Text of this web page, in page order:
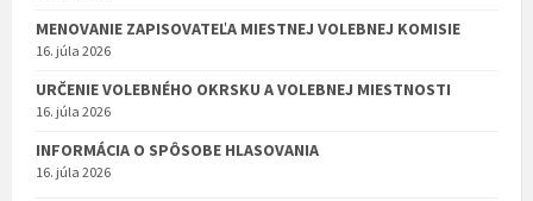
MENOVANIE ZAPISOVATEĽA MIESTNEJ VOLEBNEJ KOMISIE
16. júla 2026
URČENIE VOLEBNÉHO OKRSKU A VOLEBNEJ MIESTNOSTI
16. júla 2026
INFORMÁCIA O SPÔSOBE HLASOVANIA
16. júla 2026